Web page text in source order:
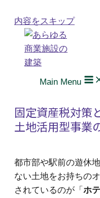
内容をスキップ
Main Menu
固定資産税対策
土地活用型事業
都市部や駅前の遊休
ない土地をお持ちの
されているのが「 ホ